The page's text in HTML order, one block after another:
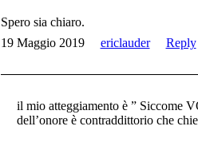
Spero sia chiaro.
19 Maggio 2019
ericlauder Reply
il mio atteggiamento è ” Siccome
dell’onore è contraddittorio che